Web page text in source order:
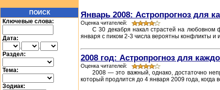
ПОИСК
Ключевые слова:
Дата:
.
.
Раздел:
Тема:
Зодиак:
Январь 2008: Астропрогноз для
Оценка читателей:
С 30 декабря накал страстей на любовном
января с пиком 2-3 числа вероятны конфликты
2008 год: Астропрогноз для
Оценка читателей:
2008 — это важный, однако, достаточно
который продлится до 4 января 2009 года,